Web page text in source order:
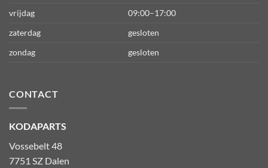
vrijdag
09:00–17:00
zaterdag
gesloten
zondag
gesloten
CONTACT
KODAPARTS
Vossebelt 48
7751 SZ Dalen